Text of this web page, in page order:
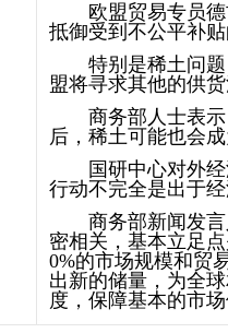
欧盟贸易专员德
抵御受到不公平补
特别是稀土问题
盟将寻求其他的供
商务部人士表示
后，稀土可能也会
国研中心对外经
行动不完全是出于
商务部新闻发言
密相关，基本立足
0%的市场规模和贸
出新的储量，为全
度，保障基本的市